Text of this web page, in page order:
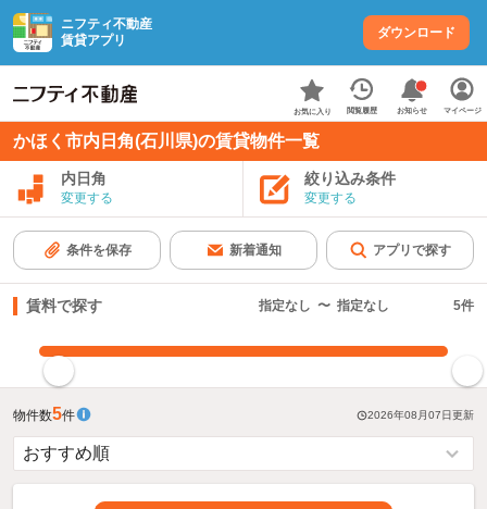
ニフティ不動産
賃貸アプリ
ダウンロード
お気に入り 閲覧履歴 お知らせ マイページ
かほく市内日角(石川県)の賃貸物件一覧
内日角
変更する
絞り込み条件
変更する
条件を保存 新着通知 アプリで探す
賃料で探す 指定なし 〜 指定なし 5件
物件数5件 2026年08月07日更新